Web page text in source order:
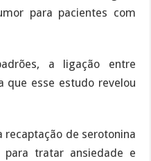
para pacientes com
a ligação entre
que esse estudo revelou
de serotonina
tratar ansiedade e